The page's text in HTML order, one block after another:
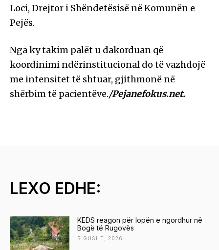
Loci, Drejtor i Shëndetësisë në Komunën e
Pejës.
Nga ky takim palët u dakorduan që
koordinimi ndërinstitucional do të vazhdojë
me intensitet të shtuar, gjithmonë në
shërbim të pacientëve./Pejanefokus.net.
LEXO EDHE:
KEDS reagon për lopën e ngordhur në
Bogë të Rugovës
5 GUSHT, 2026